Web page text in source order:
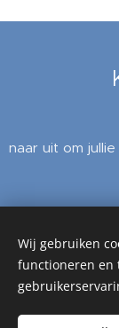
We
naar uit om
Wij gebruiken
functioneren en